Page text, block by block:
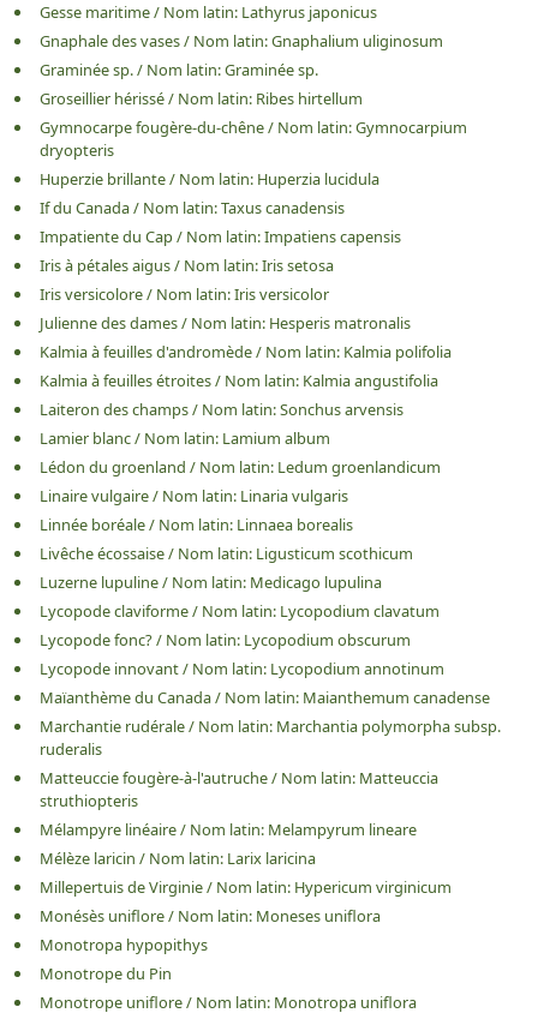
Gesse maritime/ Nom latin: Lathyrus japonicus
Gnaphale des vases/ Nom latin:Gnaphalium uliginosum
Graminée sp./ Nom latin:Graminée sp.
Groseillier hérissé/ Nom latin: Ribes hirtellum
Gymnocarpe fougère-du-chêne/ Nom latin:Gymnocarpium
dryopteris
Huperzie brillante/ Nom latin: Huperzia lucidula
If du Canada/ Nom latin:Taxus canadensis
Impatiente du Cap/ Nom latin:Impatiens capensis
Iris à pétales aigus/ Nom latin:Iris setosa
Iris versicolore/ Nom latin:Iris versicolor
Julienne des dames/ Nom latin: Hesperis matronalis
Kalmia à feuilles d'andromède/ Nom latin: Kalmia polifolia
Kalmia à feuilles étroites/ Nom latin: Kalmia angustifolia
Laiteron des champs/ Nom latin:Sonchus arvensis
Lamier blanc/ Nom latin: Lamium album
Lédon du groenland / Nom latin: Ledum groenlandicum
Linaire vulgaire/ Nom latin: Linaria vulgaris
Linnée boréale/ Nom latin: Linnaea borealis
Livêche écossaise/ Nom latin: Ligusticum scothicum
Luzerne lupuline/ Nom latin: Medicago lupulina
Lycopode claviforme/ Nom latin: Lycopodium clavatum
Lycopode fonc?/ Nom latin: Lycopodium obscurum
Lycopode innovant/ Nom latin: Lycopodium annotinum
Maïanthème du Canada/ Nom latin: Maianthemum canadense
Marchantie rudérale/ Nom latin: Marchantia polymorpha subsp.
ruderalis
Matteuccie fougère-à-l'autruche/ Nom latin: Matteuccia
struthiopteris
Mélampyre linéaire/ Nom latin: Melampyrum lineare
Mélèze laricin / Nom latin: Larix laricina
Millepertuis de Virginie/ Nom latin: Hypericum virginicum
Monésès uniflore/ Nom latin: Moneses uniflora
Monotropa hypopithys
Monotrope du Pin
Monotrope uniflore/ Nom latin: Monotropa uniflora